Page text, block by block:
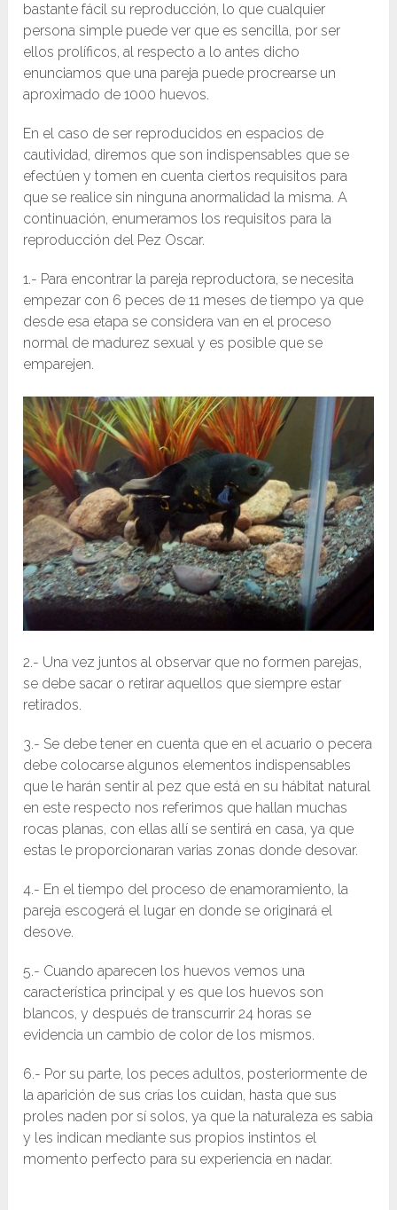
bastante fácil su reproducción, lo que cualquier
persona simple puede ver que es sencilla, por ser
ellos prolíficos, al respecto a lo antes dicho
enunciamos que una pareja puede procrearse un
aproximado de 1000 huevos.
En el caso de ser reproducidos en espacios de
cautividad, diremos que son indispensables que se
efectúen y tomen en cuenta ciertos requisitos para
que se realice sin ninguna anormalidad la misma. A
continuación, enumeramos los requisitos para la
reproducción del Pez Oscar.
1.- Para encontrar la pareja reproductora, se necesita
empezar con 6 peces de 11 meses de tiempo ya que
desde esa etapa se considera van en el proceso
normal de madurez sexual y es posible que se
emparejen.
2.- Una vez juntos al observar que no formen parejas,
se debe sacar o retirar aquellos que siempre estar
retirados.
3.- Se debe tener en cuenta que en el acuario o pecera
debe colocarse algunos elementos indispensables
que le harán sentir al pez que está en su hábitat natural
en este respecto nos referimos que hallan muchas
rocas planas, con ellas allí se sentirá en casa, ya que
estas le proporcionaran varias zonas donde desovar.
4.- En el tiempo del proceso de enamoramiento, la
pareja escogerá el lugar en donde se originará el
desove.
5.- Cuando aparecen los huevos vemos una
característica principal y es que los huevos son
blancos, y después de transcurrir 24 horas se
evidencia un cambio de color de los mismos.
6.- Por su parte, los peces adultos, posteriormente de
la aparición de sus crías los cuidan, hasta que sus
proles naden por sí solos, ya que la naturaleza es sabia
y les indican mediante sus propios instintos el
momento perfecto para su experiencia en nadar.